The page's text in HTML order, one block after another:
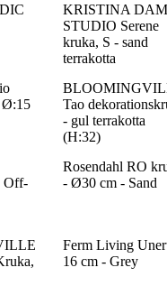
KRISTINA DAM
STUDIO Serene
kruka, S - sand
terrakotta
Ø:15
Tao
- gul terrakotta
(H:32)
Off-
Rosendahl RO
- Ø30 cm - Sand
Ferm Living
16 cm - Grey